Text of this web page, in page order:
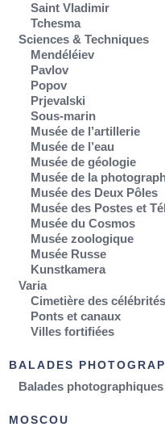
Saint Vladimir
Tchesma
Sciences & Techniques
Mendéléiev
Pavlov
Popov
Prjevalski
Sous-marin
Musée de l’artillerie
Musée de l’eau
Musée de géologie
Musée de la
Musée des Deux Pôles
Musée des Postes et
Musée du Cosmos
Musée zoologique
Musée Russe
Kunstkamera
Varia
Cimetière des célébrités
Ponts et canaux
Villes fortifiées
BALADES
Balades photographiques
MOSCOU